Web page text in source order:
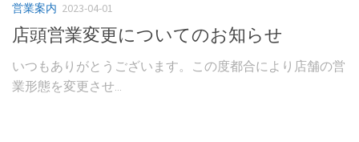
営業案内 2023-04-01
店頭営業変更についてのお知らせ
いつもありがとうございます。この度都合により店舗の営
業形態を変更させ...